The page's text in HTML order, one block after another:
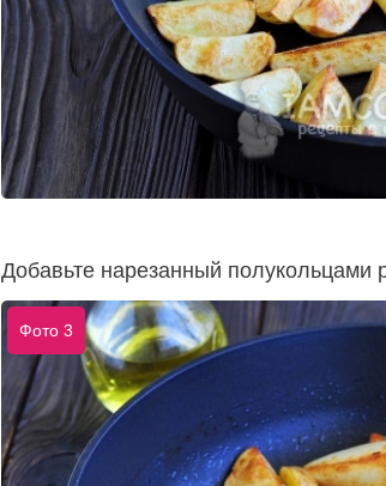
Добавьте нарезанный полукольцами
Фото 3